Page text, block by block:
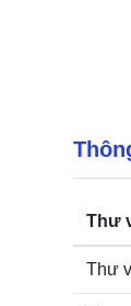
Thư
Thư